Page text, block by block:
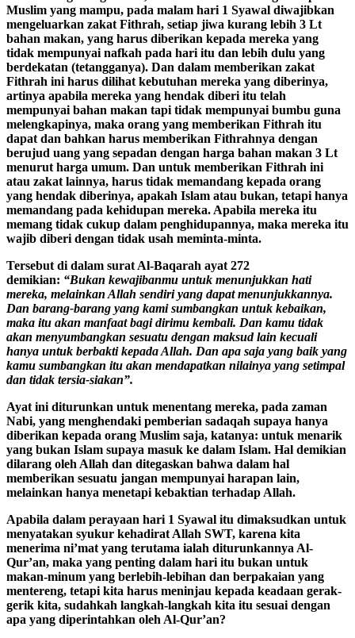
Muslim yang mampu, pada malam hari 1 Syawal diwajibkan
mengeluarkan zakat Fithrah, setiap jiwa kurang lebih 3 Lt
bahan makan, yang harus diberikan kepada mereka yang
tidak mempunyai nafkah pada hari itu dan lebih dulu yang
berdekatan (tetangganya). Dan dalam memberikan zakat
Fithrah ini harus dilihat kebutuhan mereka yang diberinya,
artinya apabila mereka yang hendak diberi itu telah
mempunyai bahan makan tapi tidak mempunyai bumbu guna
melengkapinya, maka orang yang memberikan Fithrah itu
dapat dan bahkan harus memberikan Fithrahnya dengan
berujud uang yang sepadan dengan harga bahan makan 3 Lt
menurut harga umum. Dan untuk memberikan Fithrah ini
atau zakat lainnya, harus tidak memandang kepada orang
yang hendak diberinya, apakah Islam atau bukan, tetapi hanya
memandang pada kehidupan mereka. Apabila mereka itu
memang tidak cukup dalam penghidupannya, maka mereka itu
wajib diberi dengan tidak usah meminta-minta.
Tersebut di dalam surat Al-Baqarah ayat 272
demikian: “Bukan kewajibanmu untuk menunjukkan hati
mereka, melainkan Allah sendiri yang dapat menunjukkannya.
Dan barang-barang yang kami sumbangkan untuk kebaikan,
maka itu akan manfaat bagi dirimu kembali. Dan kamu tidak
akan menyumbangkan sesuatu dengan maksud lain kecuali
hanya untuk berbakti kepada Allah. Dan apa saja yang baik yang
kamu sumbangkan itu akan mendapatkan nilainya yang setimpal
dan tidak tersia-siakan”.
Ayat ini diturunkan untuk menentang mereka, pada zaman
Nabi, yang menghendaki pemberian sadaqah supaya hanya
diberikan kepada orang Muslim saja, katanya: untuk menarik
yang bukan Islam supaya masuk ke dalam Islam. Hal demikian
dilarang oleh Allah dan ditegaskan bahwa dalam hal
memberikan sesuatu jangan mempunyai harapan lain,
melainkan hanya menetapi kebaktian terhadap Allah.
Apabila dalam perayaan hari 1 Syawal itu dimaksudkan untuk
menyatakan syukur kehadirat Allah SWT, karena kita
menerima ni’mat yang terutama ialah diturunkannya Al-
Qur’an, maka yang penting dalam hari itu bukan untuk
makan-minum yang berlebih-lebihan dan berpakaian yang
mentereng, tetapi kita harus meninjau kepada keadaan gerak-
gerik kita, sudahkah langkah-langkah kita itu sesuai dengan
apa yang diperintahkan oleh Al-Qur’an?